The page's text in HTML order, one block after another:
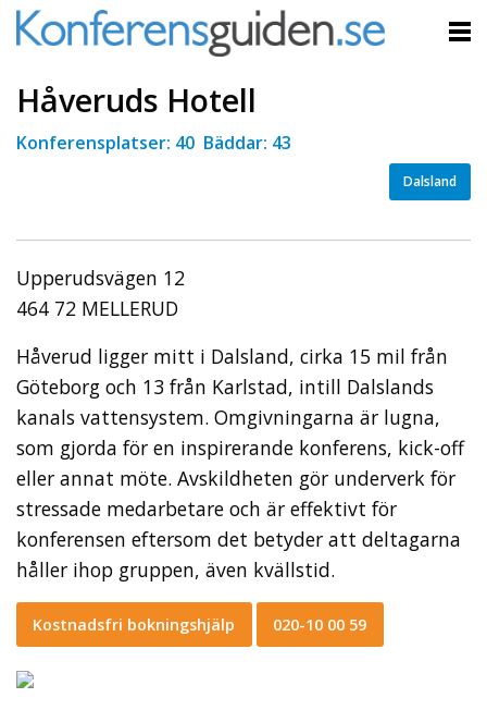
Håveruds Hotell
Konferensplatser: 40 Bäddar: 43
Dalsland
Upperudsvägen 12
464 72 MELLERUD
Håverud ligger mitt i Dalsland, cirka 15 mil från
Göteborg och 13 från Karlstad, intill Dalslands
kanals vattensystem. Omgivningarna är lugna,
som gjorda för en inspirerande konferens, kick-off
eller annat möte. Avskildheten gör underverk för
stressade medarbetare och är effektivt för
konferensen eftersom det betyder att deltagarna
håller ihop gruppen, även kvällstid.
Kostnadsfri bokningshjälp 020-10 00 59